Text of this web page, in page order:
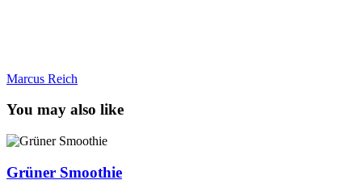
Marcus Reich
You may also like
Grüner Smoothie